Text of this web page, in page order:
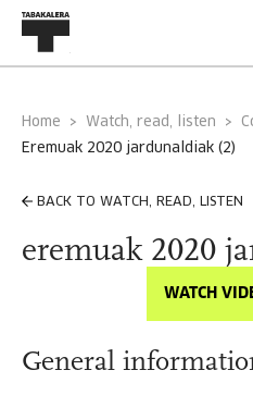
Home Watch, read, listen
eremuak 2020 jardunaldiak (2)
BACK TO WATCH, READ, LISTEN
eremuak 2020
WATCH
General